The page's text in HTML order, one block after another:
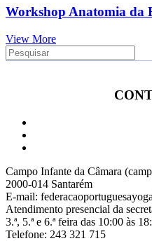
Workshop Anatomia da
View More
Campo Infante da Câmara
2000-014 Santarém
E-mail:
Atendimento presencial da
3.ª, 5.ª e 6.ª feira das 10:00 às
Telefone: 243 321 715